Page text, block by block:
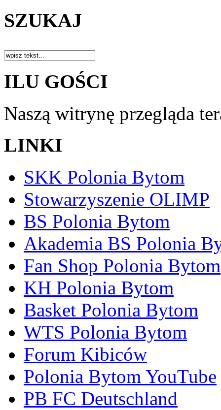
SZUKAJ
ILU GOŚCI
Naszą witrynę przegląda
LINKI
SKK Polonia Bytom
Stowarzyszenie OLIMP
BS Polonia Bytom
Akademia BS Polonia
Fan Shop Polonia Bytom
KH Polonia Bytom
Basket Polonia Bytom
WTS Polonia Bytom
Forum Kibiców
Polonia Bytom YouTube
PB FC Deutschland